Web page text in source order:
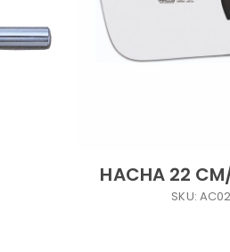
HACHA 22
SKU: